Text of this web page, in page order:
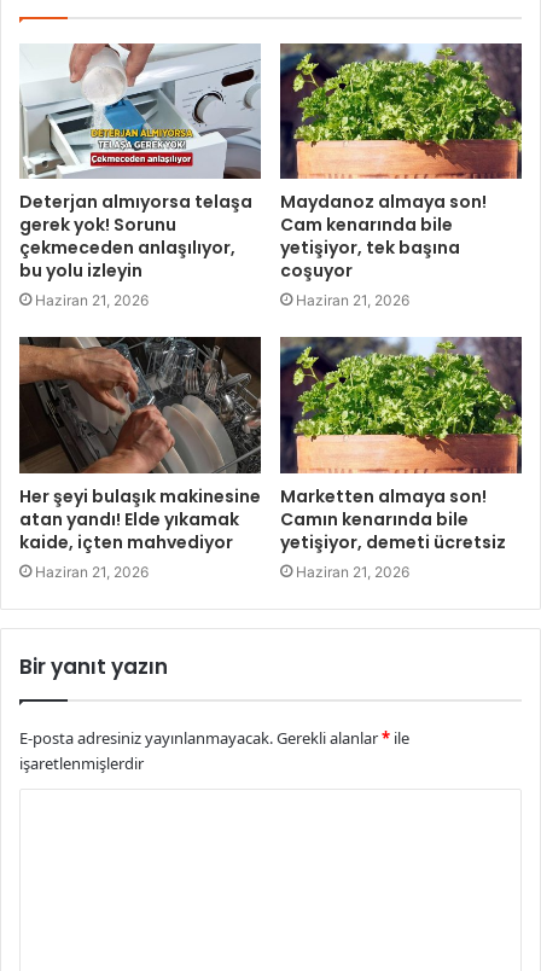
Deterjan almıyorsa telaşa
gerek yok! Sorunu
çekmeceden anlaşılıyor,
bu yolu izleyin
Haziran 21, 2026
Maydanoz almaya son!
Cam kenarında bile
yetişiyor, tek başına
coşuyor
Haziran 21, 2026
Her şeyi bulaşık makinesine
atan yandı! Elde yıkamak
kaide, içten mahvediyor
Haziran 21, 2026
Marketten almaya son!
Camın kenarında bile
yetişiyor, demeti ücretsiz
Haziran 21, 2026
Bir yanıt yazın
E-posta adresiniz yayınlanmayacak.Gerekli alanlar* ile
işaretlenmişlerdir